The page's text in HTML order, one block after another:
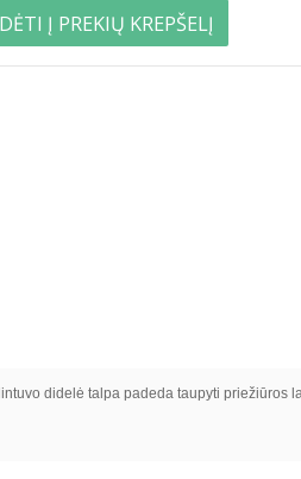
Į PREKIŲ KREPŠELĮ
didelė talpa padeda taupyti priežiūros